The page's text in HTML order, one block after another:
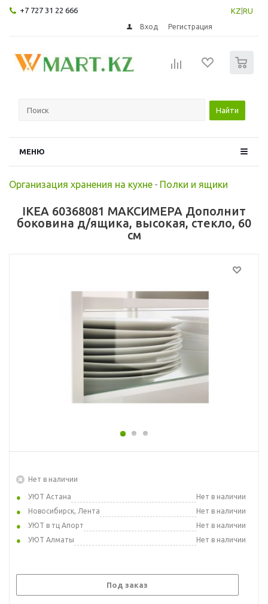
+7 727 31 22 666 KZ RU
Вход Регистрация
Найти
МЕНЮ
Организация хранения на кухне - Полки и ящики
IKEA 60368081 МАКСИМЕРА Дополнит
боковина д/ящика, высокая, стекло, 60
см
Нет в наличии
УЮТ Астана
Нет в наличии
Новосибирск, Лента
Нет в наличии
УЮТ в тц Апорт
Нет в наличии
УЮТ Алматы
Нет в наличии
Под заказ